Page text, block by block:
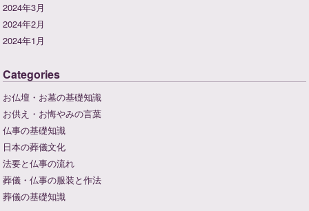
2024年3月
2024年2月
2024年1月
Categories
お仏壇・お墓の基礎知識
お供え・お悔やみの言葉
仏事の基礎知識
日本の葬儀文化
法要と仏事の流れ
葬儀・仏事の服装と作法
葬儀の基礎知識